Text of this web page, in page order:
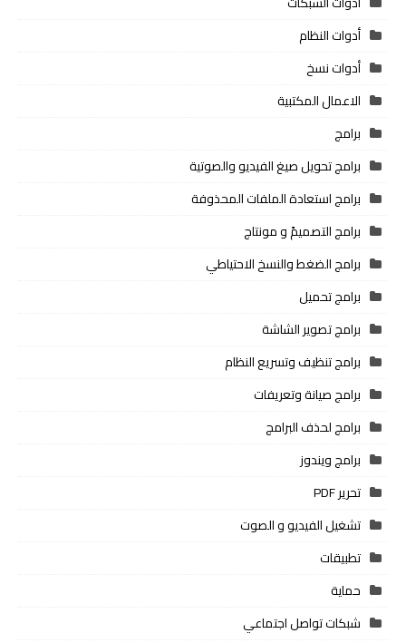
أدوات النظام
أدوات نسخ
الاعمال المكتبية
برامج
برامج تحويل صيغ الفيديو والصوتية
برامج استعادة الملفات المحذوفة
برامج التصميمً و مونتاج
برامج الضغط والنسخ الاحتياطي
برامج تحميل
برامج تصوير الشاشة
برامج تنظيف وتسريع النظام
برامج صيانة وتعريفات
برامج لحذف البرامج
برامج ويندوز
تحرير PDF
تشغيل الفيديو و الصوت
تطبيقات
حماية
شبكات تواصل اجتماعي